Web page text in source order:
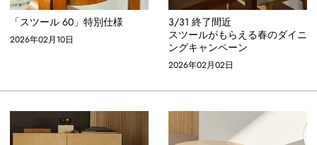
「スツール 60」特別仕様
2026年02月10日
3/31 終了間近
スツールがもらえる春のダイニ
ングキャンペーン
2026年02月02日